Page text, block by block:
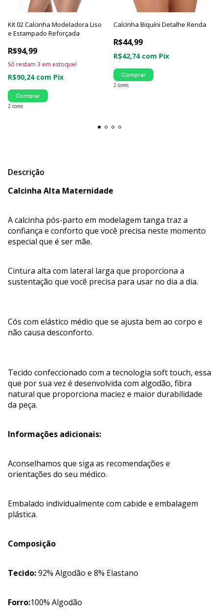
Kit 02 Calcinha Modeladora Liso
e Estampado Reforçada
R$94,99
R$90,24 com Pix
Só restam 3 em estoque!
2 cores
Comprar
Calcinha Biquíni Detalhe Renda
R$44,99
R$42,74 com Pix
2 cores
Comprar
Descrição
Calcinha Alta Maternidade
A calcinha pós-parto em modelagem tanga traz a
confiança e conforto que você precisa neste momento
especial que é ser mãe.
Cintura alta com lateral larga que proporciona a
sustentação que você precisa para usar no dia a dia.
Cós com elástico médio que se ajusta bem ao corpo e
não causa desconforto.
Tecido confeccionado com a tecnologia soft touch, essa
que por sua vez é desenvolvida com algodão, fibra
natural que proporciona maciez e maior durabilidade
da peça.
Informações adicionais:
Aconselhamos que siga as recomendações e
orientações do seu médico.
Embalado individualmente com cabide e embalagem
plástica.
Composição
Tecido:92% Algodão e 8% Elastano
Forro:100% Algodão